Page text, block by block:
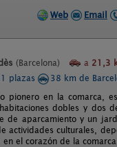
Web
Email
(Barcelona) a 21,3
plazas
38 km de
pionero en la comarca,
dobles y dos
de aparcamiento y un
actividades culturales,
el corazón de la